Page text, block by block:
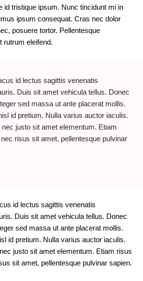
id tristique ipsum. Nunc tincidunt mi in
ipsum consequat. Cras nec dolor
posuere tortor. Pellentesque
rutrum eleifend.
id lectus sagittis venenatis
Duis sit amet vehicula tellus. Donec
sed massa ut ante placerat mollis.
id pretium. Nulla varius auctor iaculis.
justo sit amet elementum. Etiam
risus sit amet, pellentesque pulvinar
id lectus sagittis venenatis
Duis sit amet vehicula tellus. Donec
sed massa ut ante placerat mollis.
id pretium. Nulla varius auctor iaculis.
justo sit amet elementum. Etiam risus
sit amet, pellentesque pulvinar sapien.